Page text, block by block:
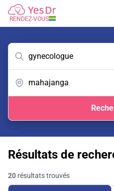
RENDEZ-VOUS
Résultats de
20 résultats trouvés